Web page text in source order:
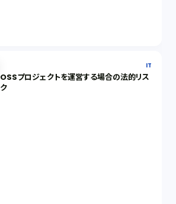
IT
OSSプロジェクトを運営する場合の法的リス
ク